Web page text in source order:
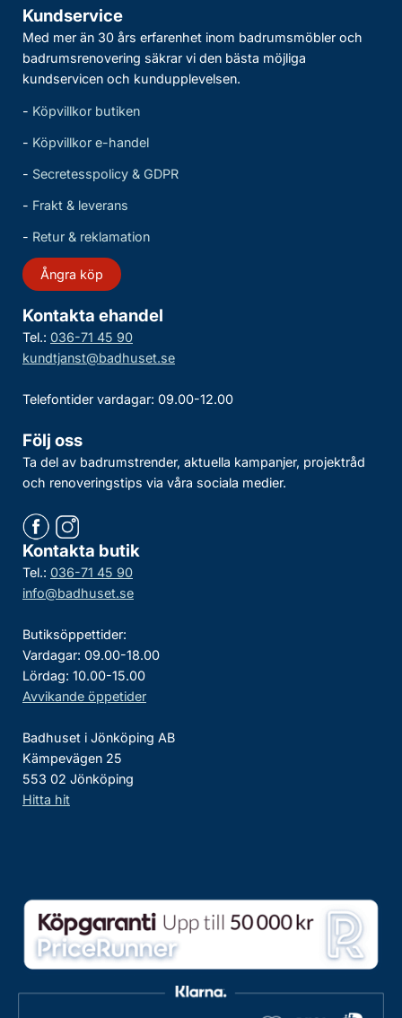
Kundservice
Med mer än 30 års erfarenhet inom badrumsmöbler och
badrumsrenovering säkrar vi den bästa möjliga
kundservicen och kundupplevelsen.
- Köpvillkor butiken
- Köpvillkor e-handel
- Secretesspolicy & GDPR
- Frakt & leverans
- Retur & reklamation
Ångra köp
Kontakta ehandel
Tel.: 036-71 45 90
kundtjanst@badhuset.se
Telefontider vardagar: 09.00-12.00
Följ oss
Ta del av badrumstrender, aktuella kampanjer, projektråd
och renoveringstips via våra sociala medier.
Kontakta butik
Tel.: 036-71 45 90
info@badhuset.se
Butiksöppettider:
Vardagar: 09.00-18.00
Lördag: 10.00-15.00
Avvikande öppetider
Badhuset i Jönköping AB
Kämpevägen 25
553 02 Jönköping
Hitta hit